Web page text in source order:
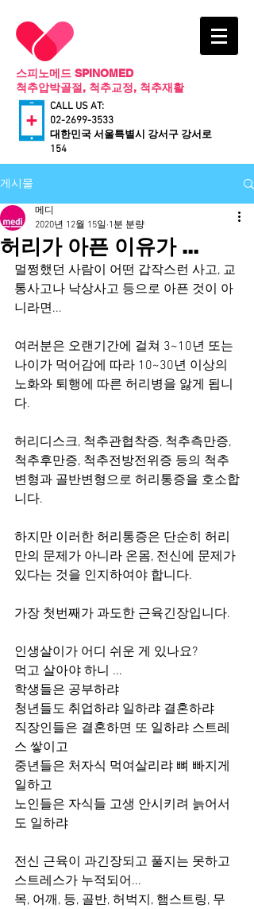
스피노메드 SPINOMED
척추압박골절, 척추교정, 척추재활
CALL US AT:
02-2699-3533
​대한민국 서울특별시 강서구 강서로
154
게시물
허리가 아픈 이유가 ...
메디
2020년 12월 15일 1분 분량
멀쩡했던 사람이 어떤 갑작스런 사고, 교
통사고나 낙상사고 등으로 아픈 것이 아
니라면...
여러분은 오랜기간에 걸쳐 3~10년 또는
나이가 먹어감에 따라 10~30년 이상의
노화와 퇴행에 따른 허리병을 앓게 됩니
다.
허리디스크, 척추관협착증, 척추측만증,
척추후만증, 척추전방전위증 등의 척추
변형과 골반변형으로 허리통증을 호소합
니다.
하지만 이러한 허리통증은 단순히 허리
만의 문제가 아니라 온몸, 전신에 문제가
있다는 것을 인지하여야 합니다.
가장 첫번째가 과도한 근육긴장입니다.
인생살이가 어디 쉬운 게 있나요?
먹고 살아야 하니 ...
학생들은 공부하랴
청년들도 취업하랴 일하랴 결혼하랴
직장인들은 결혼하면 또 일하랴 스트레
스 쌓이고
중년들은 처자식 먹여살리랴 뼈 빠지게
일하고
노인들은 자식들 고생 안시키려 늙어서
도 일하랴
전신 근육이 과긴장되고 풀지는 못하고
스트레스가 누적되어...
목, 어깨, 등, 골반, 허벅지, 햄스트링, 무